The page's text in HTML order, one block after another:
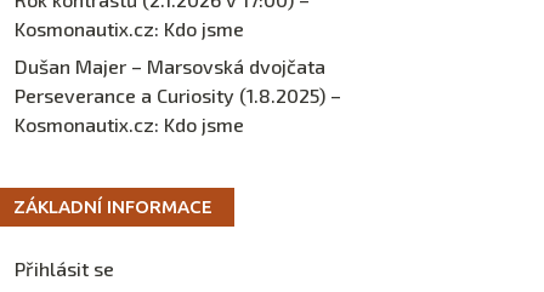
Kosmonautix.cz: Kdo jsme
Dušan Majer – Marsovská dvojčata
Perseverance a Curiosity (1.8.2025) –
Kosmonautix.cz: Kdo jsme
ZÁKLADNÍ INFORMACE
Přihlásit se